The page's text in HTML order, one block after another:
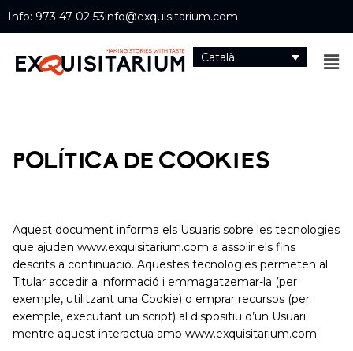
Info: 973 47 02 53info@exquisitarium.com
Català
POLÍTICA DE COOKIES
Aquest document informa els Usuaris sobre les tecnologies
que ajuden www.exquisitarium.com a assolir els fins
descrits a continuació. Aquestes tecnologies permeten al
Titular accedir a informació i emmagatzemar-la (per
exemple, utilitzant una Cookie) o emprar recursos (per
exemple, executant un script) al dispositiu d’un Usuari
mentre aquest interactua amb www.exquisitarium.com.